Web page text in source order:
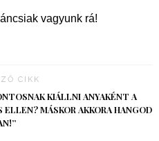
vagyunk rá!
CIKK
KIÁLLNI ANYAKÉNT A
MÁSKOR AKKORA HANGOD